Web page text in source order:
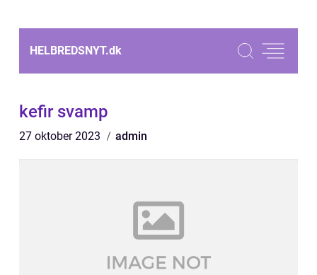
HELBREDSNYT.dk
kefir svamp
27 oktober 2023 admin